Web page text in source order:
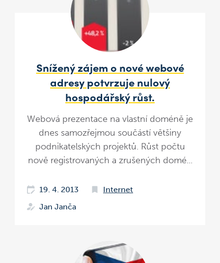
Snížený zájem o nové webové
adresy potvrzuje nulový
hospodářský růst.
Webová prezentace na vlastní doméně je
dnes samozřejmou součástí většiny
podnikatelských projektů. Růst počtu
nově registrovaných a zrušených domé...
19. 4. 2013
Internet
Jan Janča